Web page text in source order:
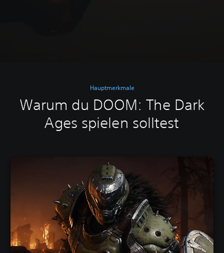
Hauptmerkmale
Warum du DOOM: The Dark
Ages spielen solltest